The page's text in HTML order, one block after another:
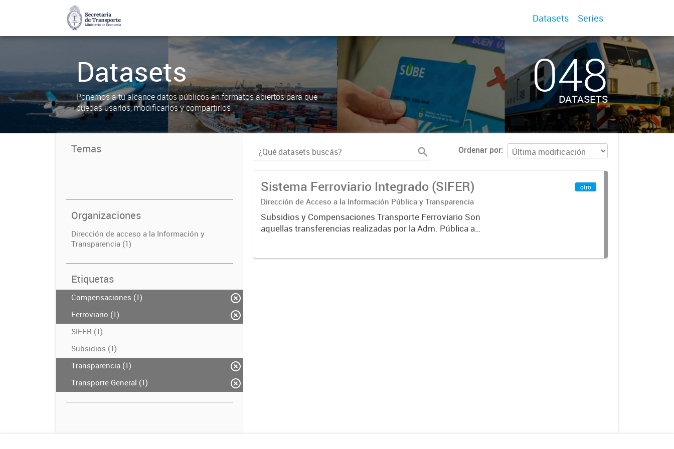
Datasets Series
Datasets
Ponemos a tu alcance datos públicos en formatos abiertos para que
puedas usarlos, modificarlos y compartirlos
048
DATASETS
Temas
Organizaciones
Dirección de acceso a la Información y
Transparencia (1)
Etiquetas
Compensaciones (1)
Ferroviario (1)
SIFER (1)
Subsidios (1)
Transparencia (1)
Transporte General (1)
Ordenar por
Sistema Ferroviario Integrado (SIFER)
Dirección de Acceso a la Información Pública y Transparencia
Subsidios y Compensaciones Transporte Ferroviario Son
aquellas transferencias realizadas por la Adm. Pública a
otro